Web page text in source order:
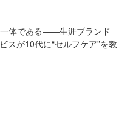
体である――生涯ブランド
スが10代に“セルフケア”を教